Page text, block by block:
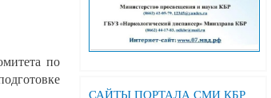
САЙТЫ ПОРТАЛА СМИ КБР
по